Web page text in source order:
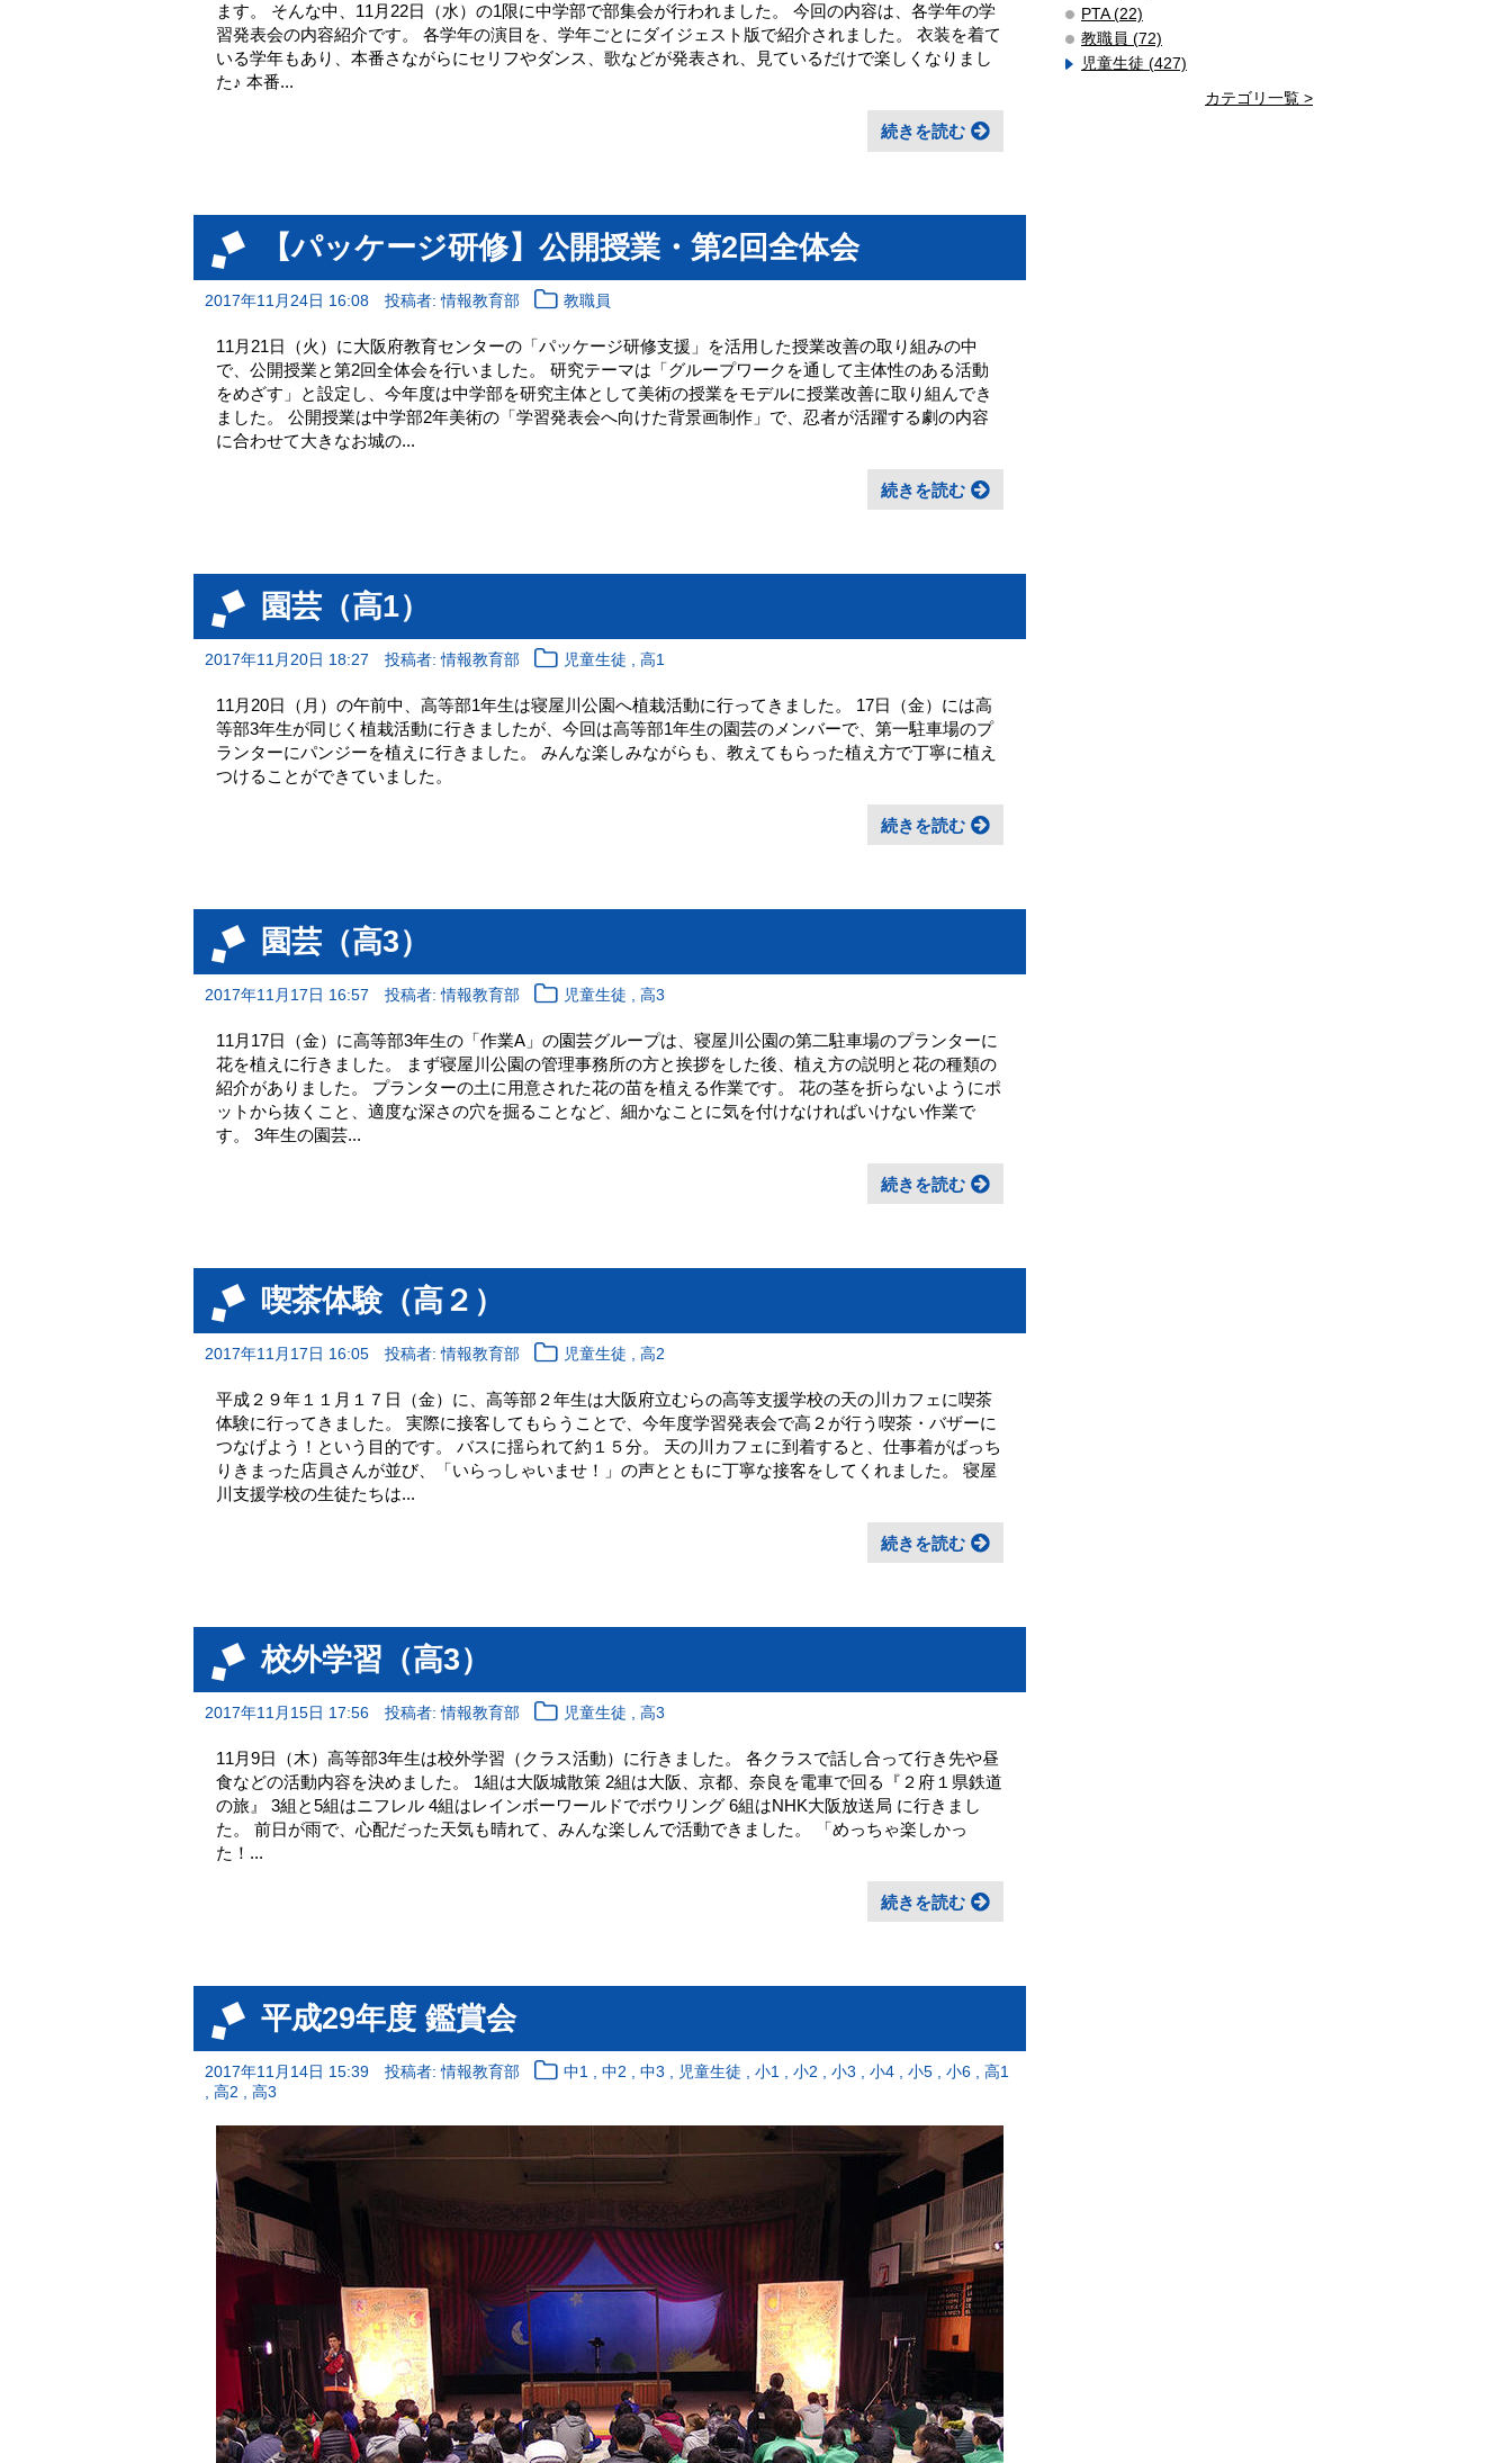
ます。 そんな中、11月22日（水）の1限に中学部で部集会が行われました。 今回の内容は、各学年の学
習発表会の内容紹介です。 各学年の演目を、学年ごとにダイジェスト版で紹介されました。 衣装を着て
いる学年もあり、本番さながらにセリフやダンス、歌などが発表され、見ているだけで楽しくなりまし
た♪ 本番...
続きを読む
【パッケージ研修】公開授業・第2回全体会
2017年11月24日 16:08 投稿者: 情報教育部 教職員
11月21日（火）に大阪府教育センターの「パッケージ研修支援」を活用した授業改善の取り組みの中
で、公開授業と第2回全体会を行いました。 研究テーマは「グループワークを通して主体性のある活動
をめざす」と設定し、今年度は中学部を研究主体として美術の授業をモデルに授業改善に取り組んでき
ました。 公開授業は中学部2年美術の「学習発表会へ向けた背景画制作」で、忍者が活躍する劇の内容
に合わせて大きなお城の...
続きを読む
園芸（高1）
2017年11月20日 18:27 投稿者: 情報教育部 児童生徒 ,高1
11月20日（月）の午前中、高等部1年生は寝屋川公園へ植栽活動に行ってきました。 17日（金）には高
等部3年生が同じく植栽活動に行きましたが、今回は高等部1年生の園芸のメンバーで、第一駐車場のプ
ランターにパンジーを植えに行きました。 みんな楽しみながらも、教えてもらった植え方で丁寧に植え
つけることができていました。
続きを読む
園芸（高3）
2017年11月17日 16:57 投稿者: 情報教育部 児童生徒 ,高3
11月17日（金）に高等部3年生の「作業A」の園芸グループは、寝屋川公園の第二駐車場のプランターに
花を植えに行きました。 まず寝屋川公園の管理事務所の方と挨拶をした後、植え方の説明と花の種類の
紹介がありました。 プランターの土に用意された花の苗を植える作業です。 花の茎を折らないようにポ
ットから抜くこと、適度な深さの穴を掘ることなど、細かなことに気を付けなければいけない作業で
す。 3年生の園芸...
続きを読む
喫茶体験（高２）
2017年11月17日 16:05 投稿者: 情報教育部 児童生徒 ,高2
平成２９年１１月１７日（金）に、高等部２年生は大阪府立むらの高等支援学校の天の川カフェに喫茶
体験に行ってきました。 実際に接客してもらうことで、今年度学習発表会で高２が行う喫茶・バザーに
つなげよう！という目的です。 バスに揺られて約１５分。 天の川カフェに到着すると、仕事着がばっち
りきまった店員さんが並び、「いらっしゃいませ！」の声とともに丁寧な接客をしてくれました。 寝屋
川支援学校の生徒たちは...
続きを読む
校外学習（高3）
2017年11月15日 17:56 投稿者: 情報教育部 児童生徒 ,高3
11月9日（木）高等部3年生は校外学習（クラス活動）に行きました。 各クラスで話し合って行き先や昼
食などの活動内容を決めました。 1組は大阪城散策 2組は大阪、京都、奈良を電車で回る『２府１県鉄道
の旅』 3組と5組はニフレル 4組はレインボーワールドでボウリング 6組はNHK大阪放送局 に行きまし
た。 前日が雨で、心配だった天気も晴れて、みんな楽しんで活動できました。 「めっちゃ楽しかっ
た！...
続きを読む
平成29年度 鑑賞会
2017年11月14日 15:39 投稿者: 情報教育部 中1 ,中2 ,中3 児童生徒 ,小1 ,小2 ,小3 ,小4 ,小5 ,小6 ,高1
高2 高3
PTA (22)
教職員 (72)
児童生徒 (427)
カテゴリ一覧 >